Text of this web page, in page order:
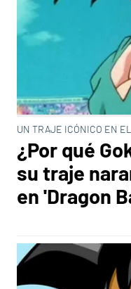
UN TRAJE ICÓNICO EN
¿Por qué
su traje
en 'Dragon